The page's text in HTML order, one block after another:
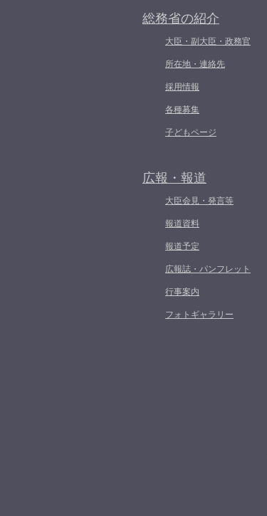
総務省の紹介
大臣・副大臣・政務官
所在地・連絡先
採用情報
各種募集
子どもページ
広報・報道
大臣会見・発言等
報道資料
報道予定
広報誌・パンフレット
行事案内
フォトギャラリー